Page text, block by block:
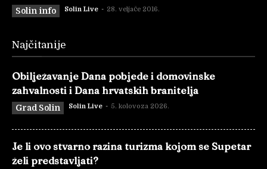
Solin info Solin Live - 28. veljače 2016.
Najčitanije
Obilježavanje Dana pobjede i domovinske
zahvalnosti i Dana hrvatskih branitelja
Grad Solin Solin Live - 5. kolovoza 2026.
Je li ovo stvarno razina turizma kojom se Supetar
želi predstavljati?